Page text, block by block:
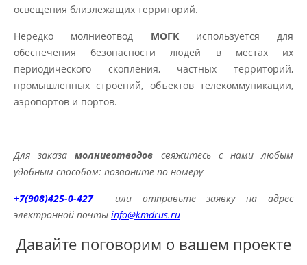
освещения близлежащих территорий.
Нередко молниеотвод МОГКиспользуется для
обеспечения безопасности людей в местах их
периодического скопления, частных территорий,
промышленных строений, объектов телекоммуникации,
аэропортов и портов.
Для заказамолниеотводов
свяжитесь с нами любым
удобным способом: позвоните по номеру
+7(908)425-0-427
или отправьте заявку на адрес
электронной почты info@kmdrus.ru
Давайте поговорим о вашем проекте